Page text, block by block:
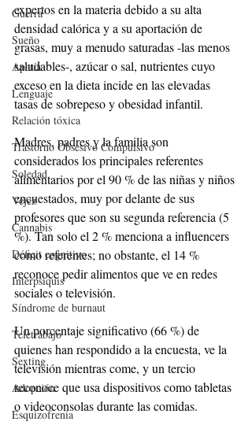
Guerra
Sueño
Apatía
Lenguaje
Relación tóxica
Trastorno Obsesivo Compulsivo
Soledad
Vejez
Cannabis
Déficit cognitivo
Interpsiquis
Síndrome de burnaut
Teletrabajo
Sexting
Adopción
Esquizofrenia
expertos en la materia debido a su alta
densidad calórica y a su aportación de
grasas, muy a menudo saturadas -las menos
saludables-, azúcar o sal, nutrientes cuyo
exceso en la dieta incide en las elevadas
tasas de sobrepeso y obesidad infantil.
Madres, padres y la familia son
considerados los principales referentes
alimentarios por el 90 % de las niñas y niños
encuestados, muy por delante de sus
profesores que son su segunda referencia (5
%). Tan solo el 2 % menciona a influencers
como referentes; no obstante, el 14 %
reconoce pedir alimentos que ve en redes
sociales o televisión.
Un porcentaje significativo (66 %) de
quienes han respondido a la encuesta, ve la
televisión mientras come, y un tercio
reconoce que usa dispositivos como tabletas
o videoconsolas durante las comidas.